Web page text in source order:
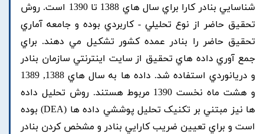
شناسايي بنادر کارا براي سال هاي 1388 تا 1390 است. روش
تحقيق حاضر از نوع تحليلي - کاربردي بوده و جامعه آماري
تحقيق حاضر را بنادر عمده کشور تشکيل مي دهند. براي
جمع آوري داده هاي تحقيق از سايت اينترنتي سازمان بنادر
و دريانوردي استفاده شد. داده ها به سال هاي 1388, 1389
و هشت ماه نخست 1390 مربوط هستند. روش تحليل داده
ها نيز مبتني بر تکنيک تحليل پوششي داده ها (DEA) بوده
است و براي تعيين ضريب کارايي بنادر و مشخص کردن بنادر